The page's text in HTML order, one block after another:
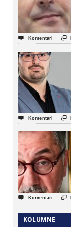
 Komentari 
 Komentari 
 Komentari 
KOLUMNE